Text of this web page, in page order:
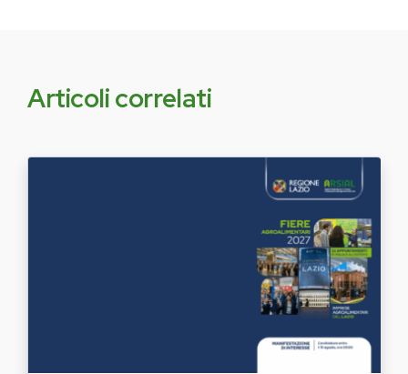
Articoli correlati